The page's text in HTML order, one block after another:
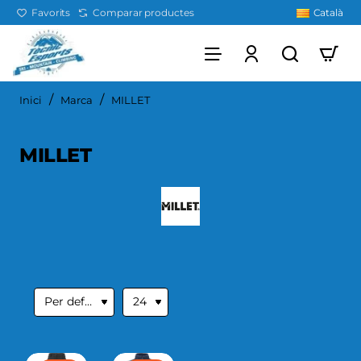
Favorits Comparar productes Català
Inici homeMarca MILLET
MILLET